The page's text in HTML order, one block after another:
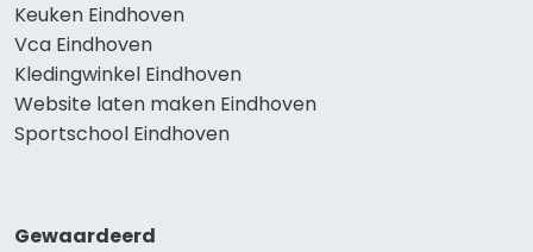
Keuken Eindhoven
Vca Eindhoven
Kledingwinkel Eindhoven
Website laten maken Eindhoven
Sportschool Eindhoven
Gewaardeerd